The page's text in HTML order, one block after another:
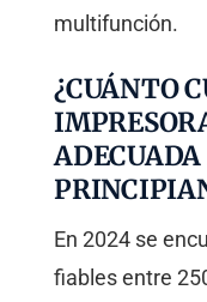
multifunción.
¿CUÁNTO
En 2024 se
fiables entre